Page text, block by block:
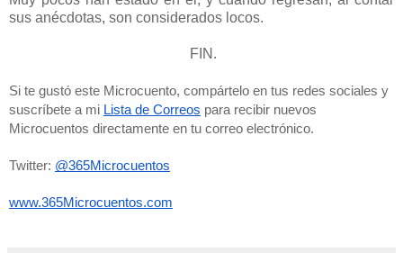
sus anécdotas, son considerados locos.
FIN.
Si te gustó este Microcuento, compártelo en tus redes sociales y
suscríbete a mi Lista de Correos para recibir nuevos
Microcuentos directamente en tu correo electrónico.
Twitter: @365Microcuentos
www.365Microcuentos.com